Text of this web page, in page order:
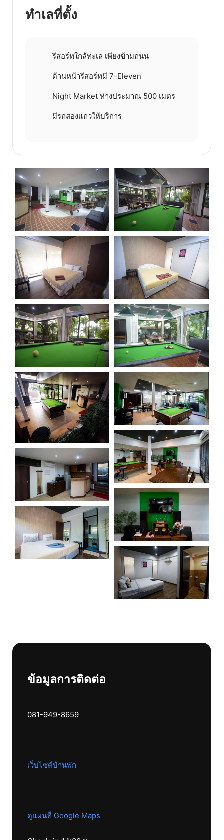
ทำเลที่ตั้ง
รีสอร์ทใกล้ทะเล เพียงข้ามถนน
ด้านหน้ารีสอร์ทมี 7-Eleven
Night Market ห่างประมาณ 500 เมตร
มีรถสองแถวให้บริการ
ข้อมูลการติดต่อ
081-949-8659
เว็บไซต์บ้านพัก
ดูแผนที่ Google Maps